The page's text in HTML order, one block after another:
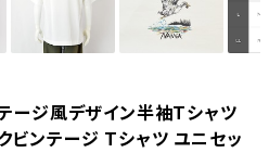
ージ風デザイン半袖Tシャツ
ビンテージ Tシャツ ユニセッ